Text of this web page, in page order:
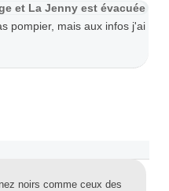
et La Jenny est évacuée
pompier, mais aux infos j'ai
noirs comme ceux des